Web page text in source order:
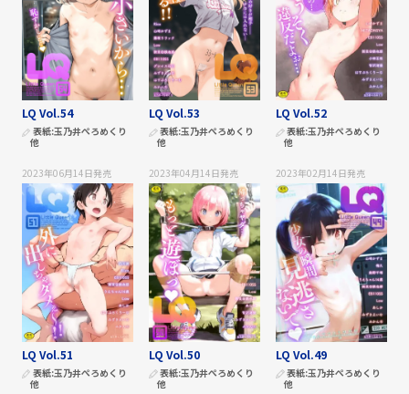
LQ Vol.54
表紙:玉乃井ぺろめくり
他
LQ Vol.53
表紙:玉乃井ぺろめくり
他
LQ Vol.52
表紙:玉乃井ぺろめくり
他
2023年06月14日発売
LQ Vol.51
表紙:玉乃井ぺろめくり
他
2023年04月14日発売
LQ Vol.50
表紙:玉乃井ぺろめくり
他
2023年02月14日発売
LQ Vol.49
表紙:玉乃井ぺろめくり
他